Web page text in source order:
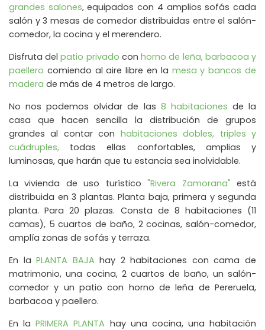
grandes salones, equipados con 4 amplios sofás cada
salón y 3 mesas de comedor distribuidas entre el salón-
comedor, la cocina y el merendero.
Disfruta delpatio privado conhorno de leña, barbacoa y
paellero comiendo al aire libre en la mesa y bancos de
madera de más de 4 metros de largo.
No nos podemos olvidar de las 8 habitaciones de la
casa que hacen sencilla la distribución de grupos
grandes al contar con habitaciones dobles, triples y
cuádruples, todas ellas confortables, amplias y
luminosas, que harán que tu estancia sea inolvidable.
La vivienda de uso turístico"Rivera Zamorana" está
distribuida en 3 plantas. Planta baja, primera y segunda
planta. Para 20 plazas. Consta de 8 habitaciones (11
camas), 5 cuartos de baño, 2 cocinas, salón-comedor,
amplía zonas de sofás y terraza.
En laPLANTA BAJA hay 2 habitaciones con cama de
matrimonio, una cocina, 2 cuartos de baño, un salón-
comedor y un patio con horno de leña de Pereruela,
barbacoa y paellero.
En laPRIMERA PLANTA hay una cocina, una habitación